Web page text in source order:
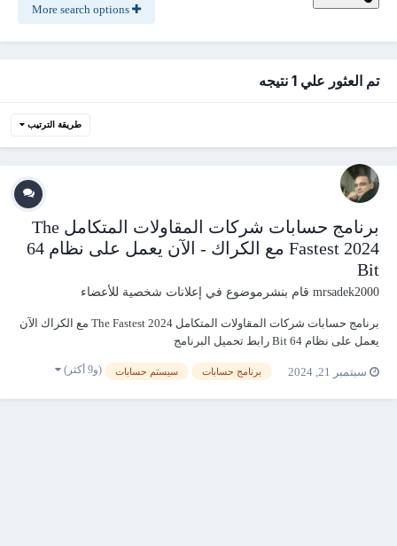
تم العثور علي 1 نتيجه
طريقة الترتيب
برنامج حسابات شركات المقاولات المتكامل The
Fastest 2024 مع الكراك - الآن يعمل على نظام 64
Bit
mrsadek2000 قام بنشرموضوع في إعلانات شخصية للأعضاء
برنامج حسابات شركات المقاولات المتكامل The Fastest 2024 مع الكراك الآن
يعمل على نظام 64 Bit رابط تحميل البرنامج
ile روابط شرح البرنامج على يوتيوب YouTube 1- المقدمة ودليل الحسابات
سبتمبر 21, 2024 برنامج حسابات سيستم حسابات (و9 أكثر)